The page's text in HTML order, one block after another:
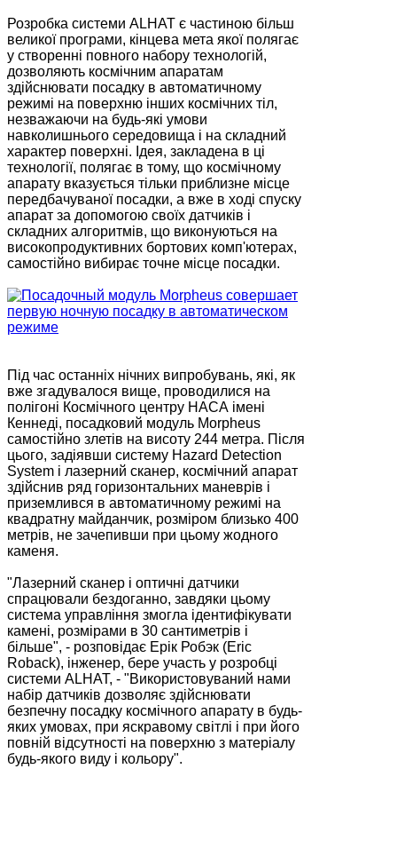
Розробка системи ALHAT є частиною більш
великої програми, кінцева мета якої полягає
у створенні повного набору технологій,
дозволяють космічним апаратам
здійснювати посадку в автоматичному
режимі на поверхню інших космічних тіл,
незважаючи на будь-які умови
навколишнього середовища і на складний
характер поверхні. Ідея, закладена в ці
технології, полягає в тому, що космічному
апарату вказується тільки приблизне місце
передбачуваної посадки, а вже в ході спуску
апарат за допомогою своїх датчиків і
складних алгоритмів, що виконуються на
високопродуктивних бортових комп'ютерах,
самостійно вибирає точне місце посадки.
Під час останніх нічних випробувань, які, як
вже згадувалося вище, проводилися на
полігоні Космічного центру НАСА імені
Кеннеді, посадковий модуль Morpheus
самостійно злетів на висоту 244 метра. Після
цього, задіявши систему Hazard Detection
System і лазерний сканер, космічний апарат
здійснив ряд горизонтальних маневрів і
приземлився в автоматичному режимі на
квадратну майданчик, розміром близько 400
метрів, не зачепивши при цьому жодного
каменя.
"Лазерний сканер і оптичні датчики
спрацювали бездоганно, завдяки цьому
система управління змогла ідентифікувати
камені, розмірами в 30 сантиметрів і
більше", - розповідає Ерік Робэк (Eric
Roback), інженер, бере участь у розробці
системи ALHAT, - "Використовуваний нами
набір датчиків дозволяє здійснювати
безпечну посадку космічного апарату в будь-
яких умовах, при яскравому світлі і при його
повній відсутності на поверхню з матеріалу
будь-якого виду і кольору".